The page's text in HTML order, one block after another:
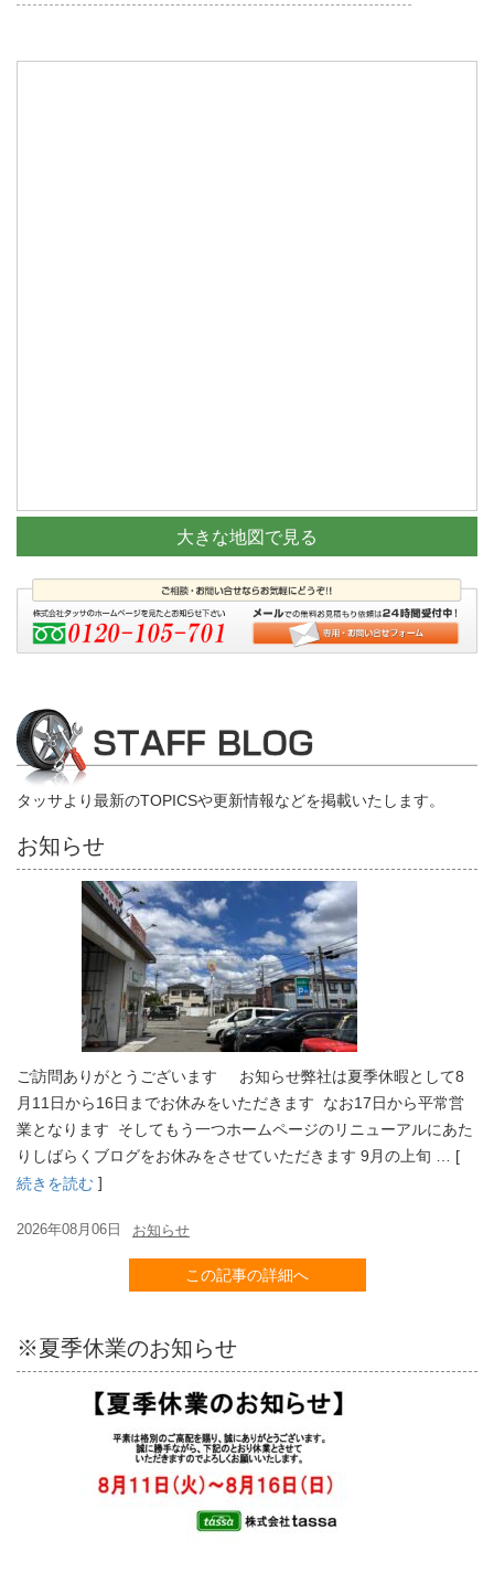
大きな地図で見る
タッサより最新のTOPICSや更新情報などを掲載いたします。
お知らせ
ご訪問ありがとうございます お知らせ弊社は夏季休暇として8
月11日から16日までお休みをいただきます なお17日から平常営
業となります そしてもう一つホームページのリニューアルにあた
りしばらくブログをお休みをさせていただきます 9月の上旬 … [
続きを読む ]
2026年08月06日 お知らせ
この記事の詳細へ
※夏季休業のお知らせ